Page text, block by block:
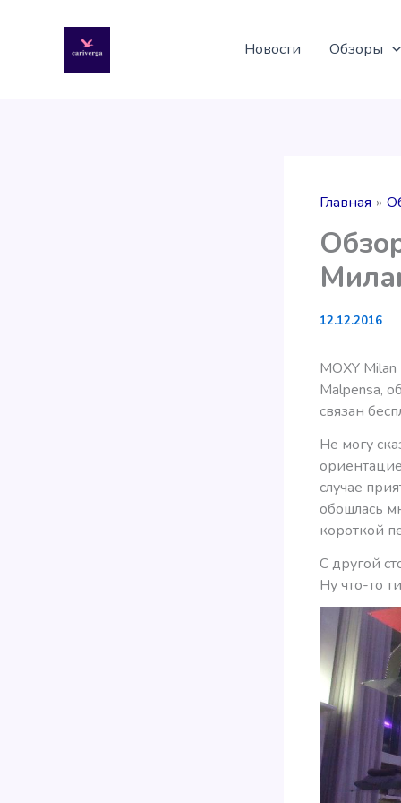
содержимому
Новости Обзоры
Главная
12.12.2016
MOXY
Malpensa,
связан
Не могу
случае
обошлась
короткой
С другой
Ну что-то